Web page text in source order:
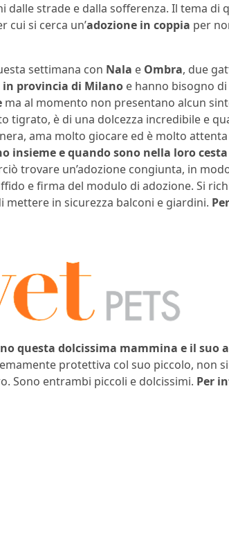
dalle strade e dalla sofferenza. Il tema di
cui si cerca un’adozione in coppia per
settimana con Nala e Ombra, due
in provincia di Milano e hanno bisogno
ma al momento non presentano alcun
tigrato, è di una dolcezza incredibile e
ama molto giocare ed è molto
insieme e quando sono nella loro
trovare un’adozione congiunta, in
e firma del modulo di adozione. Si
in sicurezza balconi e giardini.
questa dolcissima mammina e il
protettiva col suo piccolo, non
Sono entrambi piccoli e dolcissimi. Per